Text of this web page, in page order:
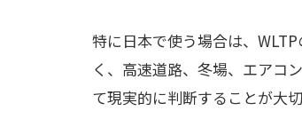
特に日本で使う場合は、
く、高速道路、冬場、エアコ
て現実的に判断することが大切